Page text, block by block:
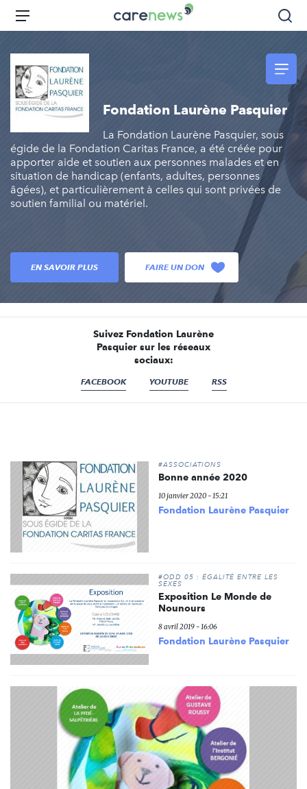
Aller
principal
Carenews,
Le
l'engagement
Menu
Fondation Laurène Pasquier
La Fondation Laurène Pasquier, sous
égide de la Fondation Caritas France, a été créée pour
apporter aide et soutien aux personnes malades et en
situation de handicap (enfants, adultes, personnes
âgées), et particulièrement à celles qui sont privées de
soutien familial ou matériel.
EN SAVOIR PLUS FAIRE UN DON
Suivez Fondation Laurène
Pasquier sur les réseaux
sociaux:
FACEBOOK YOUTUBE RSS
#ASSOCIATIONS
Bonne année 2020
10 janvier 2020 - 15:21
Fondation Laurène Pasquier
#ODD 05 : ÉGALITÉ ENTRE LES
SEXES
Exposition Le Monde de
Nounours
8 avril 2019 - 16:06
Fondation Laurène Pasquier